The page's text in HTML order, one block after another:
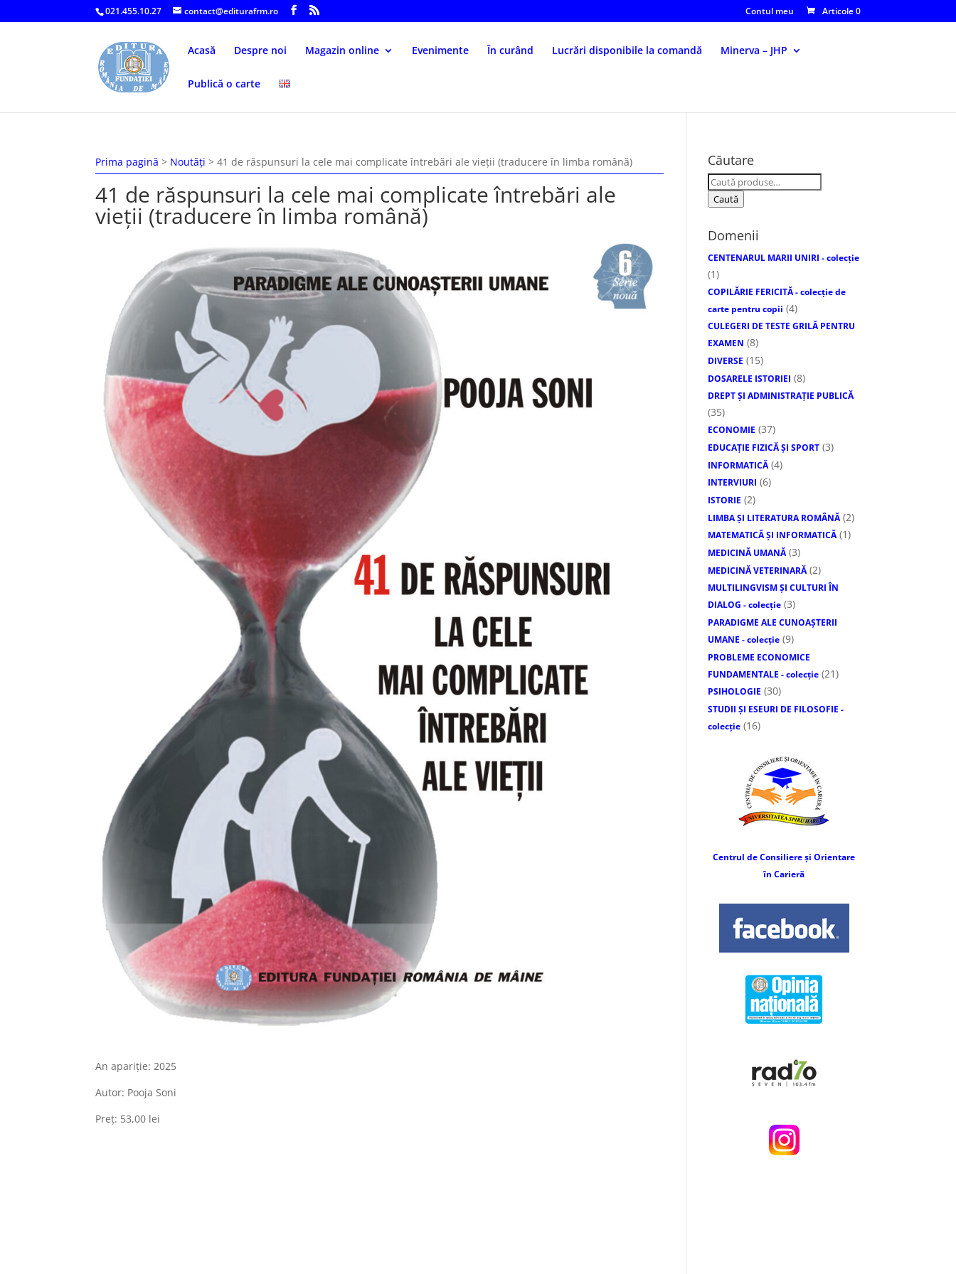
021.455.10.27 contact@editurafrm.ro Contul meu Articole 0
Acasă Despre noi Magazin online Evenimente În curând Lucrări disponibile la comandă Minerva – JHP
Publică o carte
Prima pagină > Noutăți >41 de răspunsuri la cele mai complicate întrebări ale vieții (traducere în limba română)
41 de răspunsuri la cele mai complicate întrebări ale
vieții (traducere în limba română)
An apariție: 2025
Autor: Pooja Soni
Preț: 53,00 lei
Căutare
Caută
după:
Caută
Domenii
CENTENARUL MARII UNIRI - colecție
(1)
COPILĂRIE FERICITĂ - colecţie de
carte pentru copii (4)
CULEGERI DE TESTE GRILĂ PENTRU
EXAMEN (8)
DIVERSE (15)
DOSARELE ISTORIEI (8)
DREPT ŞI ADMINISTRAŢIE PUBLICĂ
(35)
ECONOMIE (37)
EDUCAŢIE FIZICĂ ŞI SPORT (3)
INFORMATICĂ (4)
INTERVIURI (6)
ISTORIE (2)
LIMBA ŞI LITERATURA ROMÂNĂ (2)
MATEMATICĂ ŞI INFORMATICĂ (1)
MEDICINĂ UMANĂ (3)
MEDICINĂ VETERINARĂ (2)
MULTILINGVISM ȘI CULTURI ÎN
DIALOG - colecție (3)
PARADIGME ALE CUNOAȘTERII
UMANE - colecție (9)
PROBLEME ECONOMICE
FUNDAMENTALE - colecție (21)
PSIHOLOGIE (30)
STUDII ȘI ESEURI DE FILOSOFIE -
colecție (16)
Centrul de Consiliere și Orientare
în Carieră